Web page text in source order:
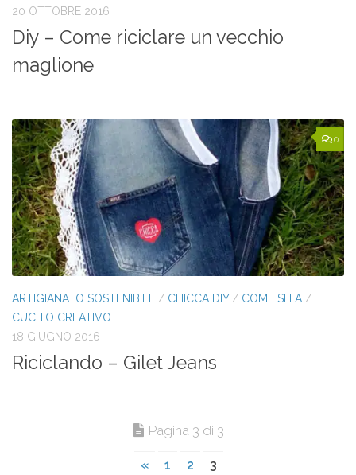
20 OTTOBRE 2016
Diy – Come riciclare un vecchio
maglione
0
ARTIGIANATO SOSTENIBILE / CHICCA DIY/ COME SI FA /
CUCITO CREATIVO
18 GIUGNO 2016
Riciclando – Gilet Jeans
Pagina 3 di 3
« 1 2 3